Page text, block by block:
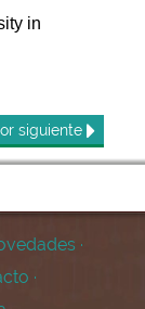
in
siguiente
·
·